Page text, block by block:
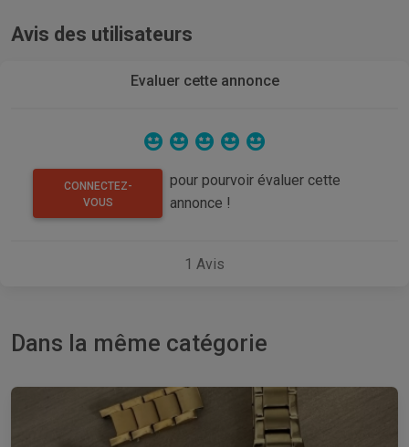
Avis des utilisateurs
Evaluer cette annonce
CONNECTEZ-
VOUS
pour pourvoir évaluer cette
annonce !
1 Avis
Dans la même catégorie